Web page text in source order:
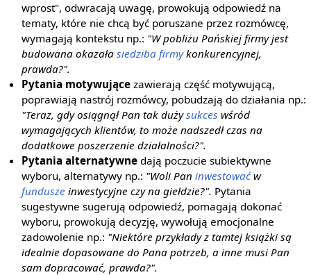
wprost", odwracają uwagę, prowokują odpowiedź na
tematy, które nie chcą być poruszane przez rozmówcę,
wymagają kontekstu np.: "W pobliżu Pańskiej firmy jest
budowana okazałasiedziba firmykonkurencyjnej,
prawda?".
Pytania motywujące zawierają część motywującą,
poprawiają nastrój rozmówcy, pobudzają do działania np.:
"Teraz, gdy osiągnął Pan tak dużysukces wśród
wymagających klientów, to może nadszedł czas na
dodatkowe poszerzenie działalności?".
Pytania alternatywne dają poczucie subiektywne
wyboru, alternatywy np.: "Woli Paninwestować w
fundusze inwestycyjne czy na giełdzie?". Pytania
sugestywne sugerują odpowiedź, pomagają dokonać
wyboru, prowokują decyzję, wywołują emocjonalne
zadowolenie np.: "Niektóre przykłady z tamtej książki są
idealnie dopasowane do Pana potrzeb, a inne musi Pan
sam dopracować, prawda?".